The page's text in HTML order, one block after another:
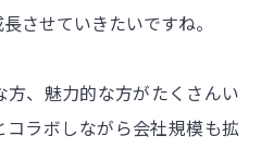
させていきたいですね。
、魅力的な方がたくさんい
コラボしながら会社規模も拡